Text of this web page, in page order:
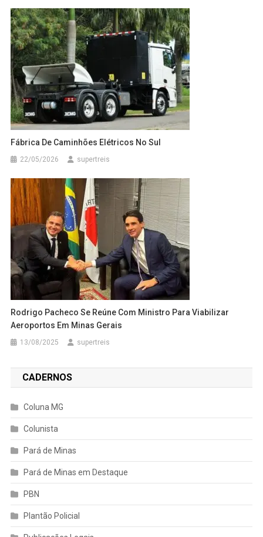
Fábrica De Caminhões Elétricos No Sul
22/05/2026 supertreis
Rodrigo Pacheco Se Reúne Com Ministro Para Viabilizar
Aeroportos Em Minas Gerais
13/08/2025 supertreis
CADERNOS
Coluna MG
Colunista
Pará de Minas
Pará de Minas em Destaque
PBN
Plantão Policial